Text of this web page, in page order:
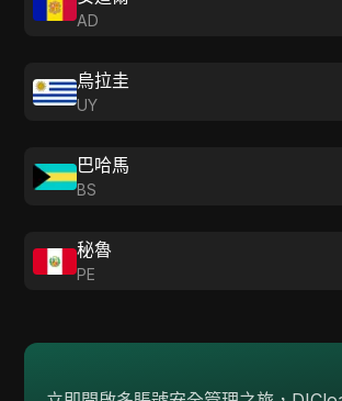
AD
烏拉圭
UY
巴哈馬
BS
秘魯
PE